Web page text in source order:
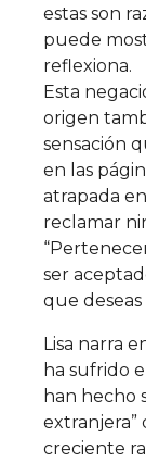
estas son
puede
reflexiona.
Esta
origen
sensación
en las
atrapada
reclamar
ser
que
Lisa narra
ha sufrido
han hecho
extranjera”
creciente